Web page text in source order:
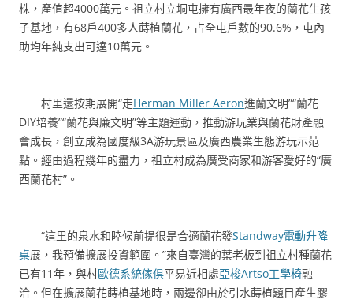
株，產值超4000萬元。祖立村立垌屯擁有廣西最年夜的蘭花生孩
子基地，有68戶400多人蒔植蘭花，占全屯戶數的90.6%，屯內
助均年純支出可達10萬元。
村里還按期展開“走Herman Miller Aeron進蘭文明”“蘭花
DIY培養”“蘭花與廉文明”等主題運動，推動游玩業與蘭花財產融
會成長，創立成為國度級3A游玩景區及廣西農業生態游玩示范
點。經由過程幾年的盡力，祖立村成為廣受商家和游客愛好的“廣
西蘭花村”。
“這里的泉水和睦候前提很是合適蘭花發Standway電動升降
桌展，我預備擴展投資範圍。”來自臺灣的葉老板到祖立村種蘭花
已有11年，與村歐德系統傢俱平易近相處亞梭Artso工學椅融
洽。但在擴展蘭花蒔植基地時，兩邊卻由於引水蒔植題目產生膠